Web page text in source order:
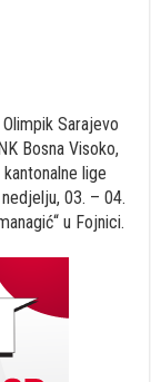
Sarajevo
Bosna Visoko,
lige
03. – 04.
u Fojnici.